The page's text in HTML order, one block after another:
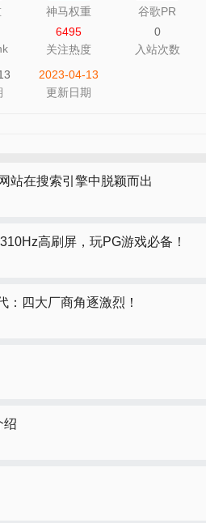
神马权重 谷歌PR
6495
关注热度
0
入站次数
2023-04-13
更新日期
站在搜索引擎中脱颖而出
高刷屏，玩PG游戏必备！
：四大厂商角逐激烈！
绍